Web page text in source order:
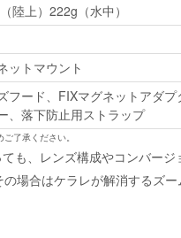
陸上）222g（水中）
ットマウント
フード、FIXマグネットアダ
、落下防止用ストラップ
了承ください。
も、レンズ構成やコンバー
場合はケラレが解消するズー